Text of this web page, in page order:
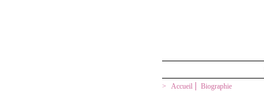
Accueil Biographie